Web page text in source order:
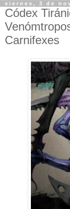
viernes, 3 de
Códex
Carnifexes